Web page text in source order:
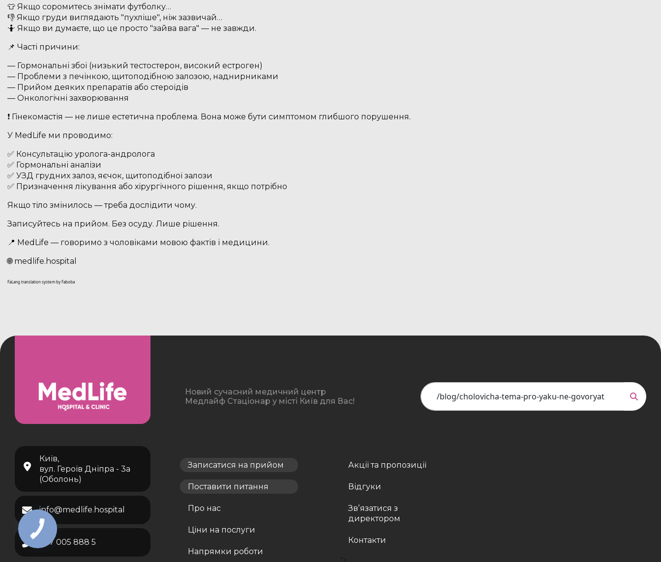
👕 Якщо соромитесь знімати футболку…
👎 Якщо груди виглядають "пухліше", ніж зазвичай…
🤷 Якщо ви думаєте, що це просто "зайва вага" — не завжди.
📌 Часті причини:
— Гормональні збої (низький тестостерон, високий естроген)
— Проблеми з печінкою, щитоподібною залозою, наднирниками
— Прийом деяких препаратів або стероїдів
— Онкологічні захворювання
❗️ Гінекомастія — не лише естетична проблема. Вона може бути симптомом глибшого порушення.
У MedLife ми проводимо:
✅ Консультацію уролога-андролога
✅ Гормональні аналізи
✅ УЗД грудних залоз, яєчок, щитоподібної залози
✅ Призначення лікування або хірургічного рішення, якщо потрібно
Якщо тіло змінилось — треба дослідити чому.
Записуйтесь на прийом. Без осуду. Лише рішення.
📍 MedLife — говоримо з чоловіками мовою фактів і медицини.
🌐 medlife.hospital
FaLang translation system by Faboba
Київ,
вул. Героїв Дніпра - 3а
(Оболонь)
info@medlife.hospital
067 005 888 5
Новий сучасний медичний центр
Медлайф Стаціонар у місті Київ для Вас!
Записатися на прийом
Поставити питання
Про нас
Ціни на послуги
Напрямки роботи
Акції та пропозиції
Відгуки
Звʼязатися з
директором
Контакти